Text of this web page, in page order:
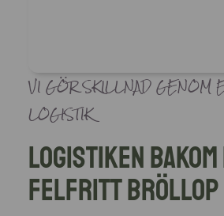
VI GÖR SKILLNAD GENOM
LOGISTIK
Logistiken
felfritt bröllop